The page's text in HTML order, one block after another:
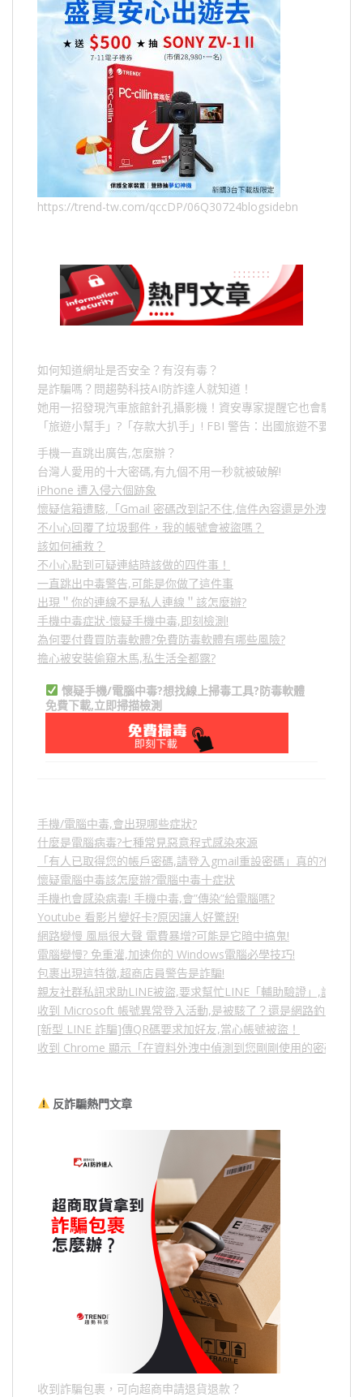
https://trend-tw.com/qccDP/06Q30724blogsidebn
如何知道網址是否安全？有沒有毒？
是詐騙嗎？問趨勢科技AI防詐達人就知道！
她用一招發現汽車旅館針孔攝影機！資安專家提醒它也會駭人成
「旅遊小幫手」 ? 「存款大扒手」 ! FBI 警告：出國旅遊不要做的
手機一直跳出廣告,怎麼辦？
台灣人愛用的十大密碼,有九個不用一秒就被破解!
iPhone 遭入侵六個跡象
懷疑信箱遭駭,「Gmail 密碼改到記不住,信件內容還是外洩？」,
不小心回覆了垃圾郵件，我的帳號會被盜嗎？
該如何補救？
不小心點到可疑連結時該做的四件事！
一直跳出中毒警告,可能是你做了這件事
出現＂你的連線不是私人連線＂該怎麼辦?
手機中毒症狀-懷疑手機中毒,即刻檢測!
為何要付費買防毒軟體?免費防毒軟體有哪些風險?
擔心被安裝偷窺木馬,私生活全都露?
懷疑手機/電腦中毒?想找線上掃毒工具?防毒軟體
免費下載,立即掃描檢測
手機/電腦中毒,會出現哪些症狀?
什麼是電腦病毒?七種常見惡意程式感染來源
「有人已取得您的帳戶密碼,請登入gmail重設密碼」真的?假的?5
懷疑電腦中毒該怎麼辦?電腦中毒十症狀
手機也會感染病毒! 手機中毒,會”傳染”給電腦嗎?
Youtube 看影片變好卡?原因讓人好驚訝!
網路變慢 風扇很大聲 電費暴增?可能是它暗中搞鬼!
電腦變慢? 免重灌,加速你的 Windows電腦必學技巧!
包裹出現這特徵,超商店員警告是詐騙!
親友社群私訊求助LINE被盜,要求幫忙LINE「輔助驗證」,詐騙
收到 Microsoft 帳號異常登入活動,是被駭了？還是網路釣魚？
[新型 LINE 詐騙]傳QR碼要求加好友,當心帳號被盜！
收到 Chrome 顯示「在資料外洩中偵測到您剛剛使用的密碼」
反詐騙熱門文章
收到詐騙包裹，可向超商申請退貨退款？